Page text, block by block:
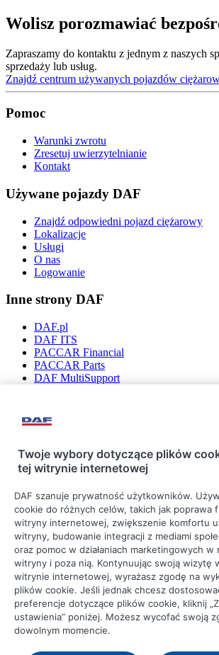
Wolisz porozmawiać
Zapraszamy do kontaktu z jednym z naszych
sprzedaży lub usług.
Znajdź centrum używanych pojazdów
Pomoc
Warunki zwrotu
Zresetuj uwierzytelnianie
Kontakt
Używane pojazdy DAF
Znajdź odpowiedni pojazd ciężarowy
Lokalizacje
Usługi
O nas
Logowanie
Inne strony DAF
DAF.pl
DAF ITS
PACCAR Financial
PACCAR Parts
DAF MultiSupport
Bądź na bieżąco
© 2026 DAF
Informacje prawne
Twoje wybory dotyczące plików
tej witrynie internetowej
DAF szanuje prywatność użytkowników.
cookie do różnych celów, takich jak poprawa
witryny internetowej, zwiększenie komfortu
witryny, budowanie integracji z mediami
oraz pomoc w działaniach marketingowych w
witryny i poza nią. Kontynuując swoją wizytę
witrynie internetowej, wyrażasz zgodę na
plików cookie. Jeśli jednak chcesz
preferencje dotyczące plików cookie, kliknij
ustawienia” poniżej. Możesz wycofać swoją
dowolnym momencie.